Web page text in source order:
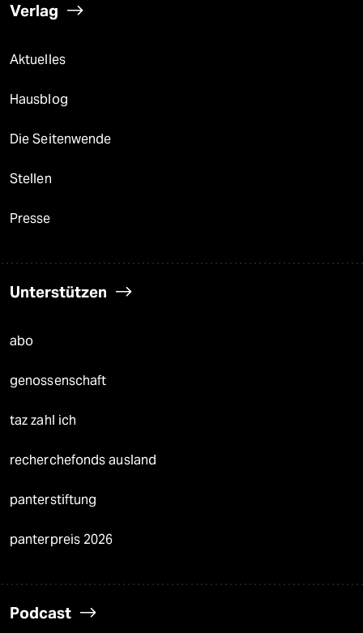
Verlag
Aktuelles
Hausblog
Die Seitenwende
Stellen
Presse
Unterstützen
abo
genossenschaft
taz zahl ich
recherchefonds ausland
panterstiftung
panterpreis 2026
Podcast